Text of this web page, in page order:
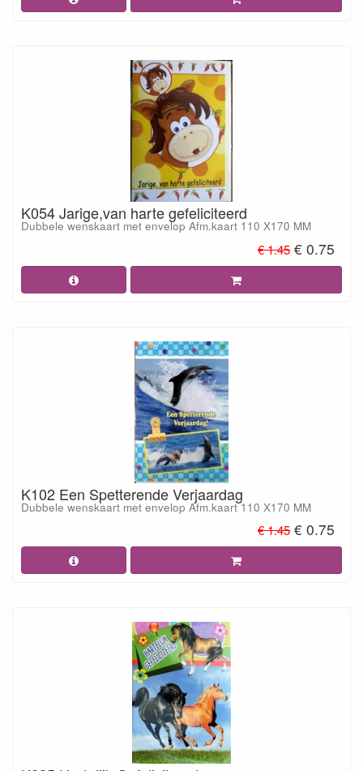
K054 Jarige,van harte gefeliciteerd
Dubbele wenskaart met envelop Afm.kaart 110 X170 MM
€ 1.45 € 0.75
K102 Een Spetterende Verjaardag
Dubbele wenskaart met envelop Afm.kaart 110 X170 MM
€ 1.45 € 0.75